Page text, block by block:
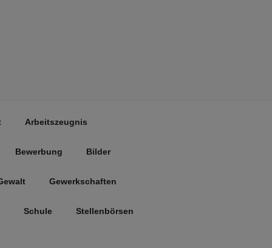
Arbeitszeugnis
Bewerbung Bilder
Gewerkschaften
Schule Stellenbörsen